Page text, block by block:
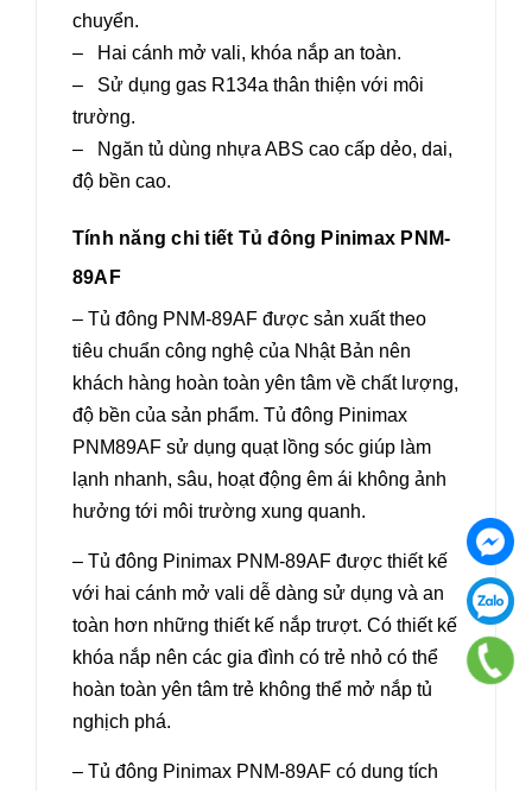
chuyển.
– Hai cánh mở vali, khóa nắp an toàn.
– Sử dụng gas R134a thân thiện với môi
trường.
– Ngăn tủ dùng nhựa ABS cao cấp dẻo, dai,
độ bền cao.
Tính năng chi tiết Tủ đông Pinimax PNM-
89AF
– Tủ đông PNM-89AF được sản xuất theo
tiêu chuẩn công nghệ của Nhật Bản nên
khách hàng hoàn toàn yên tâm về chất lượng,
độ bền của sản phẩm. Tủ đông Pinimax
PNM89AF sử dụng quạt lồng sóc giúp làm
lạnh nhanh, sâu, hoạt động êm ái không ảnh
hưởng tới môi trường xung quanh.
– Tủ đông Pinimax PNM-89AF được thiết kế
với hai cánh mở vali dễ dàng sử dụng và an
toàn hơn những thiết kế nắp trượt. Có thiết kế
khóa nắp nên các gia đình có trẻ nhỏ có thể
hoàn toàn yên tâm trẻ không thể mở nắp tủ
nghịch phá.
– Tủ đông Pinimax PNM-89AF có dung tích